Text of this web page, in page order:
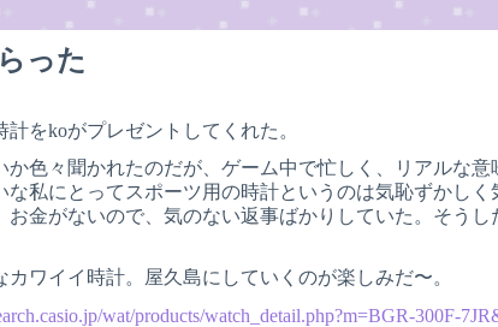
った
をkoがプレゼントしてくれた。
か色々聞かれたのだが、ゲーム中で忙しく、リアルな意
私にとってスポーツ用の時計というのは気恥ずかしく
お金がないので、気のない返事ばかりしていた。そうし
ワイイ時計。屋久島にしていくのが楽しみだ〜。
wat/products/watch_detail.php?m=BGR-300F-